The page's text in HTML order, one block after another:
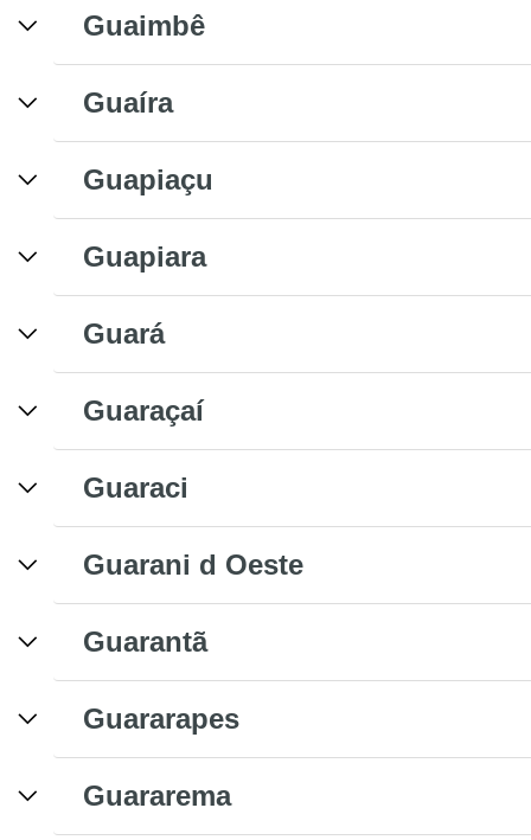
Guaimbê
Guaíra
Guapiaçu
Guapiara
Guará
Guaraçaí
Guaraci
Guarani d Oeste
Guarantã
Guararapes
Guararema